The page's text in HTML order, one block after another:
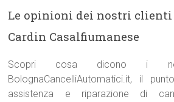
Le opinioni dei nostri clienti
Cardin Casalfiumanese
Scopri cosa dicono i
BolognaCancelliAutomatici.it, il
assistenza e riparazione di